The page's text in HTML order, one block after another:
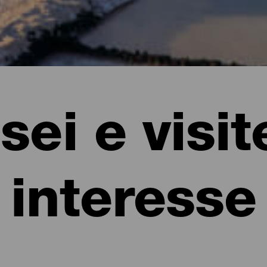
e
interesse